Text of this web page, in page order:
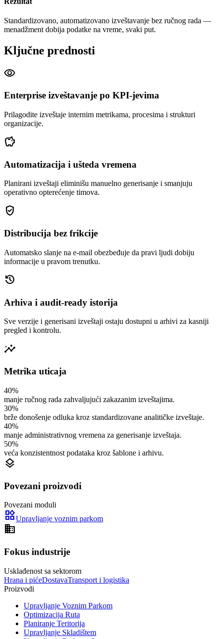
Standardizovano, automatizovano izveštavanje bez ručnog rada —
menadžment dobija podatke na vreme, svaki put.
Ključne prednosti
visibility
Enterprise izveštavanje po KPI-jevima
Prilagodite izveštaje internim metrikama, procesima i strukturi
organizacije.
savings
Automatizacija i ušteda vremena
Planirani izveštaji eliminišu manuelno generisanje i smanjuju
operativno opterećenje timova.
gpp_good
Distribucija bez frikcije
Automatsko slanje na e-mail obezbeđuje da pravi ljudi dobiju
informacije u pravom trenutku.
history
Arhiva i audit-ready istorija
Sve verzije i generisani izveštaji ostaju dostupni u arhivi za kasniji
pregled i kontrolu.
insights
Metrika uticaja
40%
manje ručnog rada zahvaljujući zakazanim izveštajima.
30%
brže donošenje odluka kroz standardizovane analitičke izveštaje.
40%
manje administrativnog vremena za generisanje izveštaja.
50%
veća konzistentnost podataka kroz šablone i arhivu.
layers
Povezani proizvodi
Povezani moduli
widgetsUpravljanje voznim parkom
domain
Fokus industrije
Usklađenost sa sektorom
Hrana i pićeDostavaTransport i logistika
Proizvodi
Upravljanje Voznim Parkom
Optimizacija Ruta
Planiranje Teritorija
Upravljanje Skladištem